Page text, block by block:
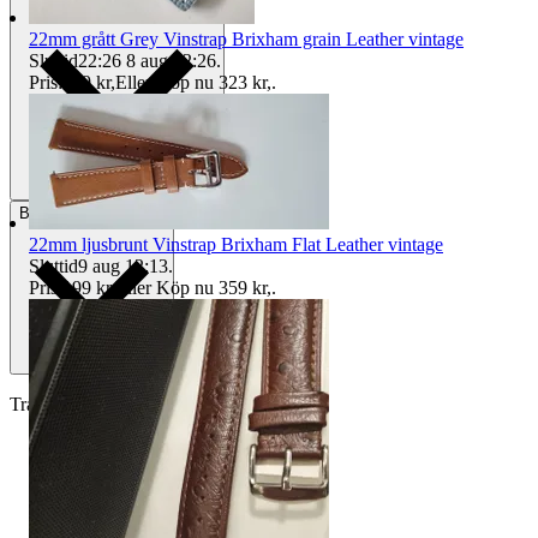
Betalning
Traderas köparskydd
22mm grått Grey Vinstrap Brixham grain Leather vintage
Sluttid22:26 8 aug 22:26.
Pris:
149 kr,Eller Köp nu 323 kr,.
22mm ljusbrunt Vinstrap Brixham Flat Leather vintage
Sluttid9 aug 12:13.
Pris: 199 kr,Eller Köp nu 359 kr,.